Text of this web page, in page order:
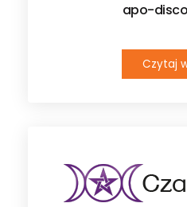
apo-
Czytaj